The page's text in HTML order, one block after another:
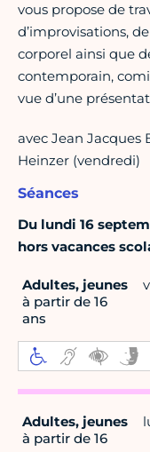
vous propose de
d’improvisations,
corporel ainsi que
contemporain,
vue d’une
avec Jean
Heinzer (vendredi)
Séances
Du lundi 16
hors vacances
Adultes, jeunes
à partir de 16
ans
Adultes, jeunes
à partir de 16